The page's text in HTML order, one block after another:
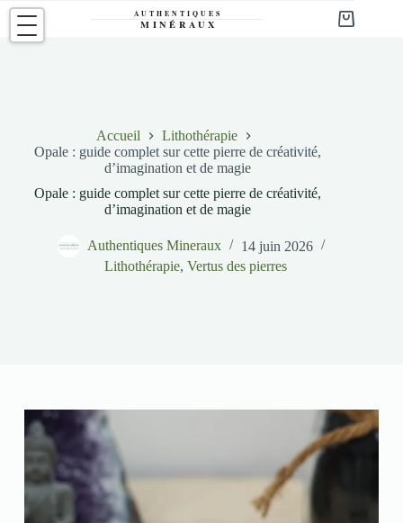
Passer
contenu
Panier
Accueil
Lithothérapie
Opale : guide complet sur cette pierre de créativité,
d’imagination et de magie
Opale : guide complet sur cette pierre de créativité,
d’imagination et de magie
Authentiques Mineraux
14 juin 2026
Lithothérapie, Vertus des pierres